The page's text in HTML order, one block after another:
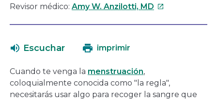
Revisor médico: Amy W. Anzilotti, MD Este
ventana
Escuchar imprimir
Cuando te venga la menstruación,
coloquialmente conocida como "la regla",
necesitarás usar algo para recoger la sangre que